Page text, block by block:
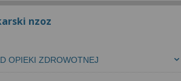
nzoz
OPIEKI ZDROWOTNEJ